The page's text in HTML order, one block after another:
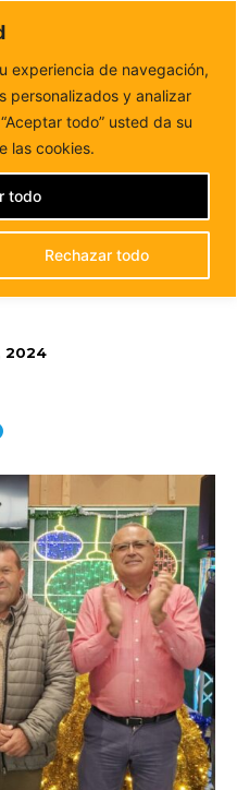
experiencia de navegación,
personalizados y analizar
todo” usted da su
las cookies.
Rechazar todo
todo
forma cercana
navideño de los
de Antigua
DE
2024